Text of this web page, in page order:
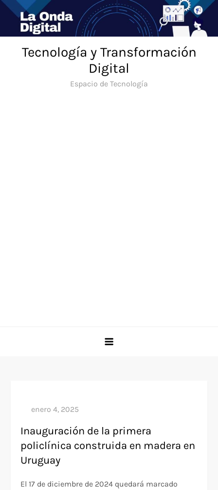
Saltar
contenido
Tecnología y Transformación
Digital
Espacio de Tecnología
Inauguración de la primera
policlínica construida en madera en
Uruguay
El 17 de diciembre de 2024 quedará marcado